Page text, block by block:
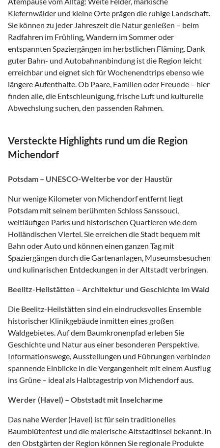
Kiefernwälder und kleine Orte prägen die ruhige Landschaft.
Sie können zu jeder Jahreszeit die Natur genießen – beim
Radfahren im Frühling, Wandern im Sommer oder
entspannten Spaziergängen im herbstlichen Fläming. Dank
guter Bahn- und Autobahnanbindung ist die Region leicht
erreichbar und eignet sich für Wochenendtrips ebenso wie
längere Aufenthalte. Ob Paare, Familien oder Freunde – hier
finden alle, die Entschleunigung, frische Luft und kulturelle
Abwechslung suchen, den passenden Rahmen.
Versteckte Highlights rund um die Region
Michendorf
Potsdam – UNESCO-Welterbe vor der Haustür
Nur wenige Kilometer von Michendorf entfernt liegt
Potsdam mit seinem berühmten Schloss Sanssouci,
weitläufigen Parks und historischen Quartieren wie dem
Holländischen Viertel. Sie erreichen die Stadt bequem mit
Bahn oder Auto und können einen ganzen Tag mit
Spaziergängen durch die Gartenanlagen, Museumsbesuchen
und kulinarischen Entdeckungen in der Altstadt verbringen.
Beelitz-Heilstätten – Architektur und Geschichte im Wald
Die Beelitz-Heilstätten sind ein eindrucksvolles Ensemble
historischer Klinikgebäude inmitten eines großen
Waldgebietes. Auf dem Baumkronenpfad erleben Sie
Geschichte und Natur aus einer besonderen Perspektive.
Informationswege, Ausstellungen und Führungen verbinden
spannende Einblicke in die Vergangenheit mit einem Ausflug
ins Grüne – ideal als Halbtagestrip von Michendorf aus.
Werder (Havel) – Obststadt mit Inselcharme
Das nahe Werder (Havel) ist für sein traditionelles
Baumblütenfest und die malerische Altstadtinsel bekannt. In
den Obstgärten der Region können Sie regionale Produkte